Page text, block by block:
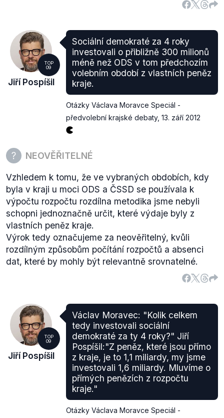
TOP
09
Jiří Pospíšil
Sociální demokraté za 4 roky
investovali o přibližně 300 milionů
méně než ODS v tom předchozím
volebním období z vlastních peněz
kraje.
Otázky Václava Moravce Speciál -
předvolební krajské debaty, 13. září 2012
NEOVĚŘITELNÉ
Vzhledem k tomu, že ve vybraných obdobích, kdy
byla v kraji u moci ODS a ČSSD se používala k
výpočtu rozpočtu rozdílna metodika jsme nebyli
schopni jednoznačně určit, které výdaje byly z
vlastních peněz kraje.
Výrok tedy označujeme za neověřitelný, kvůli
rozdílným způsobům počítání rozpočtů a absenci
dat, které by mohly být relevantně srovnatelné.
TOP
09
Jiří Pospíšil
Václav Moravec: "Kolik celkem
tedy investovali sociální
demokraté za ty 4 roky?" Jiří
Pospíšil:"Z peněz, které jsou přímo
z kraje, je to 1,1 miliardy, my jsme
investovali 1,6 miliardy. Mluvíme o
přímých penězích z rozpočtu
kraje."
Otázky Václava Moravce Speciál -